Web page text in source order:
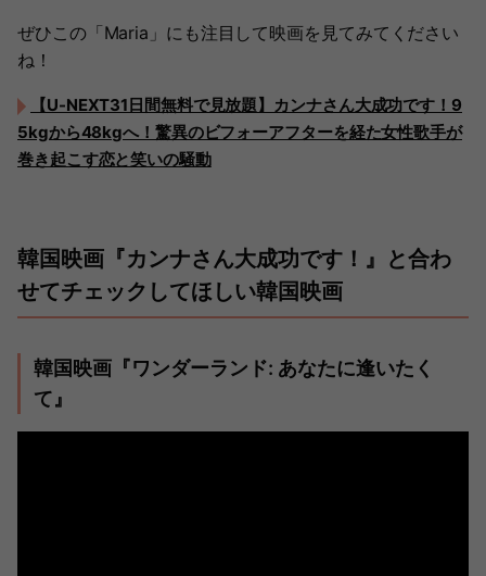
ぜひこの「Maria」にも注目して映画を見てみてください
ね！
【U-NEXT31日間無料で見放題】カンナさん大成功です！9
5kgから48kgへ！驚異のビフォーアフターを経た女性歌手が
巻き起こす恋と笑いの騒動
韓国映画『カンナさん大成功です！』と合わ
せてチェックしてほしい韓国映画
韓国映画『ワンダーランド: あなたに逢いたく
て』